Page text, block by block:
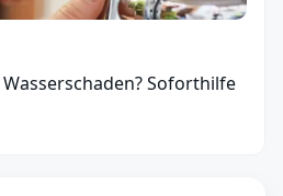
Soforthilfe